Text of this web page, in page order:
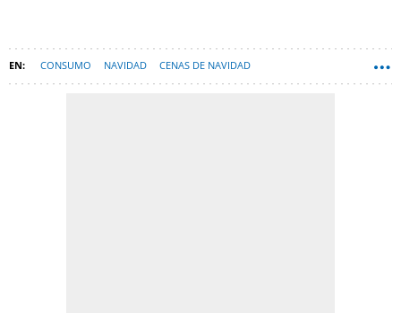
CONSUMO NAVIDAD CENAS DE NAVIDAD